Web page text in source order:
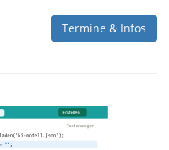
Termine & Infos